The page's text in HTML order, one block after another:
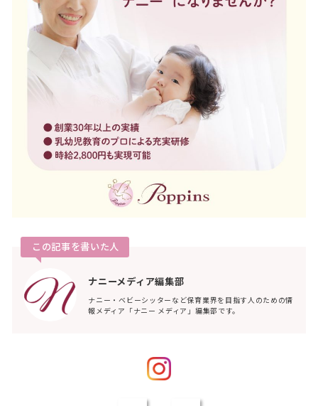
この記事を書いた人
ナニーメディア編集部
ナニー・ベビーシッターなど保育業界を目指す人のための情
報メディア「ナニー メディア」編集部です。